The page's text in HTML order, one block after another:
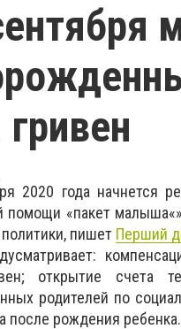
2020 года начнется
помощи «пакет
пишет Перший
открытие счета
родителей по
после рождения ребенка.